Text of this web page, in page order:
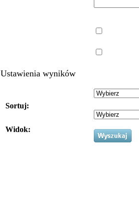
Ustawienia wyników
Sortuj:
Widok: